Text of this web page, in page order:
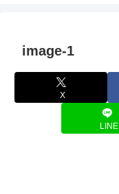
image-1
X
LINE